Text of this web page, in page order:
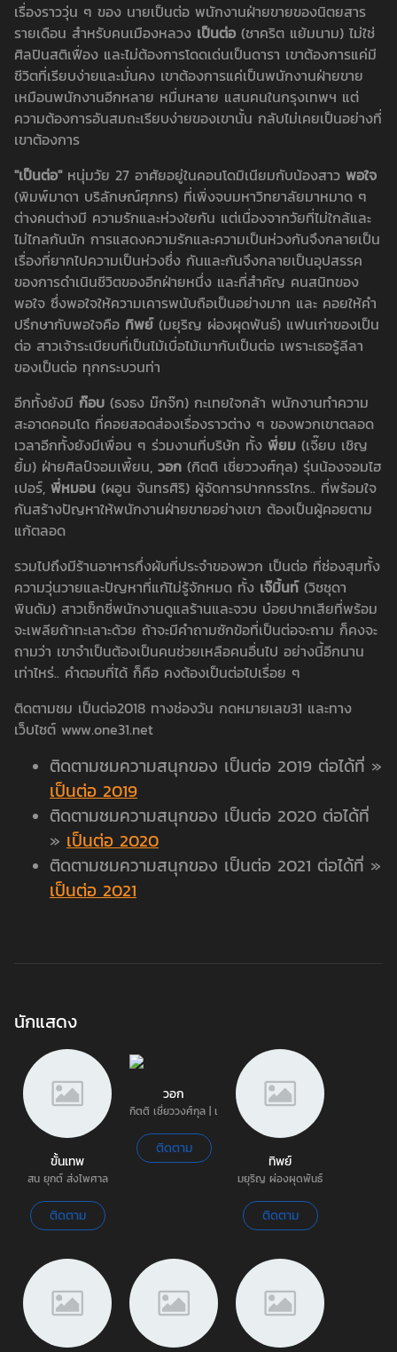
เรื่องราววุ่น ๆ ของ นายเป็นต่อ พนักงานฝ่ายขายของนิตยสาร
รายเดือน สำหรับคนเมืองหลวง เป็นต่อ (ชาคริต แย้มนาม) ไม่ใช่
ศิลปินสติเฟื่อง และไม่ต้องการโดดเด่นเป็นดารา เขาต้องการแค่มี
ชีวิตที่เรียบง่ายและมั่นคง เขาต้องการแค่เป็นพนักงานฝ่ายขาย
เหมือนพนักงานอีกหลาย หมื่นหลาย แสนคนในกรุงเทพฯ แต่
ความต้องการอันสมถะเรียบง่ายของเขานั้น กลับไม่เคยเป็นอย่างที่
เขาต้องการ
"เป็นต่อ"หนุ่มวัย 27 อาศัยอยู่ในคอนโดมิเนียมกับน้องสาว พอใจ
(พิมพ์มาดา บริลักษณ์ศุภกร) ที่เพิ่งจบมหาวิทยาลัยมาหมาด ๆ
ต่างคนต่างมี ความรักและห่วงใยกัน แต่เนื่องจากวัยที่ไม่ใกล้และ
ไม่ไกลกันนัก การแสดงความรักและความเป็นห่วงกันจึงกลายเป็น
เรื่องที่ยากไปความเป็นห่วงซึ่ง กันและกันจึงกลายเป็นอุปสรรค
ของการดำเนินชีวิตของอีกฝ่ายหนึ่ง และที่สำคัญ คนสนิทของ
พอใจ ซึ่งพอใจให้ความเคารพนับถือเป็นอย่างมาก และ คอยให้คำ
ปรึกษากับพอใจคือ ทิพย์(มยุริญ ผ่องผุดพันธ์) แฟนเก่าของเป็น
ต่อ สาวเจ้าระเบียบที่เป็นไม้เบื่อไม้เมากับเป็นต่อ เพราะเธอรู้ลีลา
ของเป็นต่อ ทุกกระบวนท่า
อีกทั้งยังมี ก๊อบ (ธงธง ม๊กจ๊ก) กะเทยใจกล้า พนักงานทำความ
สะอาดคอนโด ที่คอยสอดส่องเรื่องราวต่าง ๆ ของพวกเขาตลอด
เวลาอีกทั้งยังมีเพื่อน ๆ ร่วมงานที่บริษัท ทั้ง พี่ยม (เจี๊ยบ เชิญ
ยิ้ม) ฝ่ายศิลป์จอมเพี้ยน, วอก (กิตติ เชี่ยววงศ์กุล) รุ่นน้องจอมไฮ
เปอร์, พี่หมอน (ผอูน จันทรศิริ) ผู้จัดการปากกรรไกร.. ที่พร้อมใจ
กันสร้างปัญหาให้พนักงานฝ่ายขายอย่างเขา ต้องเป็นผู้คอยตาม
แก้ตลอด
รวมไปถึงมีร้านอาหารกึ่งผับที่ประจำของพวก เป็นต่อ ที่ซ่องสุมทั้ง
ความวุ่นวายและปัญหาที่แก้ไม่รู้จักหมด ทั้ง เจ๊มิ้นท์(วิชชุดา
พินดัม) สาวเซ็กซี่พนักงานดูแลร้านและจวบ บ๋อยปากเสียที่พร้อม
จะเพลียถ้าทะเลาะด้วย ถ้าจะมีคำถามซักข้อที่เป็นต่อจะถาม ก็คงจะ
ถามว่า เขาจำเป็นต้องเป็นคนช่วยเหลือคนอื่นไป อย่างนี้อีกนาน
เท่าไหร่.. คำตอบที่ได้ ก็คือ คงต้องเป็นต่อไปเรื่อย ๆ
ติดตามชม เป็นต่อ2018 ทางช่องวัน กดหมายเลข31 และทาง
เว็บไซต์ www.one31.net
ติดตามชมความสนุกของ เป็นต่อ 2019 ต่อได้ที่ »
เป็นต่อ 2019
ติดตามชมความสนุกของ เป็นต่อ 2020 ต่อได้ที่
» เป็นต่อ 2020
ติดตามชมความสนุกของ เป็นต่อ 2021 ต่อได้ที่ »
เป็นต่อ 2021
นักแสดง
ขั้นเทพ
สน ยุกต์ ส่งไพศาล
ติดตาม
วอก
กิตติ เชี่ยววงศ์กุล | เกลือ
ติดตาม
ทิพย์
มยุริญ ผ่องผุดพันธ์
ติดตาม